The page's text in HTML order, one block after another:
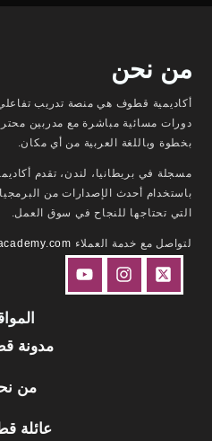
من نحن
أكاديمية قطوف هي منصة تدريب
دورات مسائية مباشرة مع مدربين
بخطوة وباللغة العربية من أي مكان.
مسجلة في بريطانيا، لندن، تقدم
باستخدام أحدث الإصدارات من
التي تحتاجها للنجاح في سوق العمل.
لتواصل مع خدمة العملاء
مدونة
من
عائلة